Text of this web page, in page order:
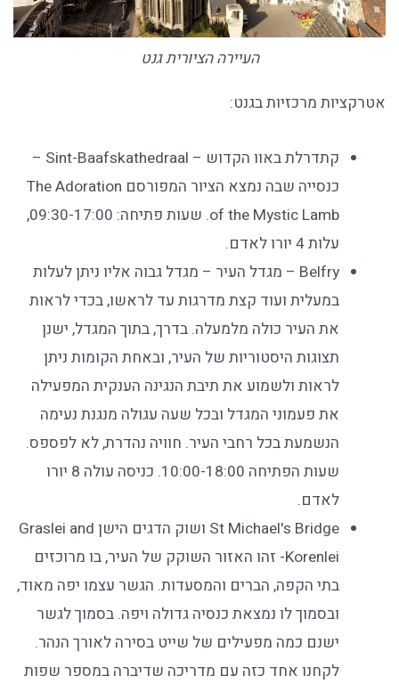
העיירה הציורית גנט
אטרקציות מרכזיות בגנט:
קתדרלת באוו הקדוש – Sint-Baafskathedraal –
כנסייה שבה נמצא הציור המפורסם The Adoration
of the Mystic Lamb. שעות פתיחה: 09:30-17:00,
עלות 4 יורו לאדם.
Belfry – מגדל העיר – מגדל גבוה אליו ניתן לעלות
במעלית ועוד קצת מדרגות עד לראשו, בכדי לראות
את העיר כולה מלמעלה. בדרך, בתוך המגדל, ישנן
תצוגות היסטוריות של העיר, ובאחת הקומות ניתן
לראות ולשמוע את תיבת הנגינה הענקית המפעילה
את פעמוני המגדל ובכל שעה עגולה מנגנת נעימה
הנשמעת בכל רחבי העיר. חוויה נהדרת, לא לפספס.
שעות הפתיחה 10:00-18:00. כניסה עולה 8 יורו
לאדם.
St Michael's Bridge ושוק הדגים הישן Graslei and
Korenlei- זהו האזור השוקק של העיר, בו מרוכזים
בתי הקפה, הברים והמסעדות. הגשר עצמו יפה מאוד,
ובסמוך לו נמצאת כנסיה גדולה ויפה. בסמוך לגשר
ישנם כמה מפעילים של שייט בסירה לאורך הנהר.
לקחנו אחד כזה עם מדריכה שדיברה במספר שפות